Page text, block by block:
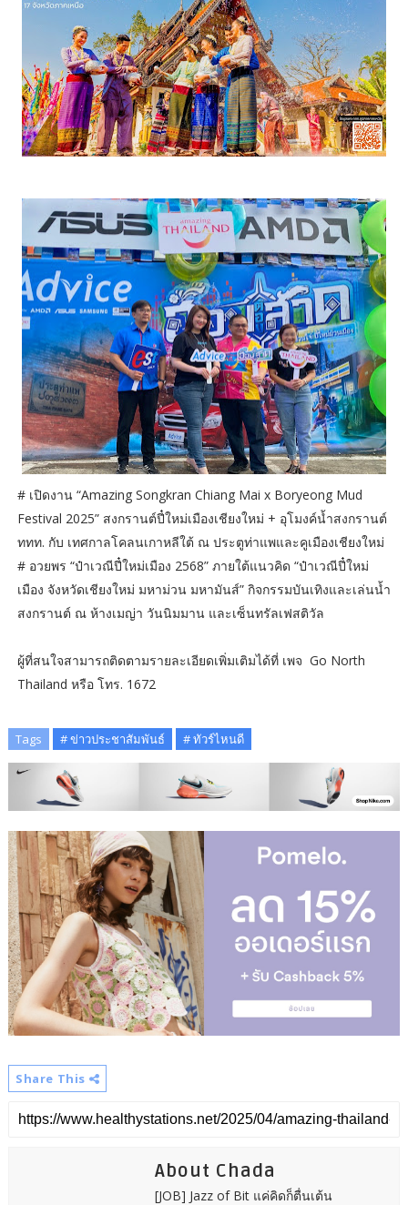
# เปิดงาน “Amazing Songkran Chiang Mai x Boryeong Mud
Festival 2025” สงกรานต์ปี๋ใหม่เมืองเชียงใหม่ + อุโมงค์น้ำสงกรานต์
ททท. กับ เทศกาลโคลนเกาหลีใต้ ณ ประตูท่าแพและคูเมืองเชียงใหม่
# อวยพร “ป๋าเวณีปี๋ใหม่เมือง 2568” ภายใต้แนวคิด “ป๋าเวณีปี๋ใหม่
เมือง จังหวัดเชียงใหม่ มหาม่วน มหามันส์” กิจกรรมบันเทิงและเล่นน้ำ
สงกรานต์ ณ ห้างเมญ่า วันนิมมาน และเซ็นทรัลเฟสติวัล
ผู้ที่สนใจสามารถติดตามรายละเอียดเพิ่มเติมได้ที่ เพจ Go North
Thailand หรือ โทร. 1672
Tags # ข่าวประชาสัมพันธ์ # ทัวร์ไหนดี
Share This
About Chada
[JOB] Jazz of Bit แค่คิดก็ตื่นเต้น